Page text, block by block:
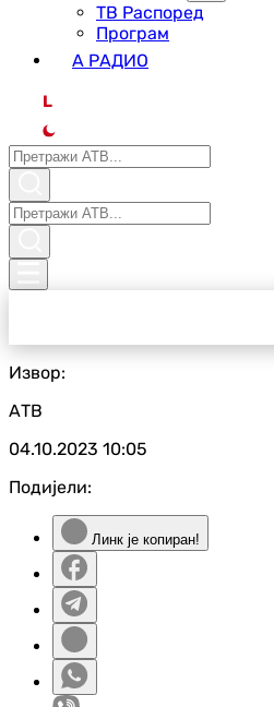
ТВ Распоред
Програм
А РАДИО
L
Извор:
АТВ
04.10.2023 10:05
Подијели:
Линк је копиран!